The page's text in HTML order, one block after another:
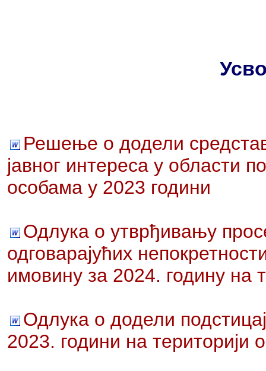
Решење о додели
јавног интереса у области
особама у 2023 години
Одлука о утврђивању
одговарајућих
имовину за 2024. годину на
Одлука о додели
2023. години на